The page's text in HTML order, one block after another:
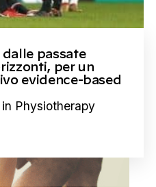
passate
per un
evidence-based
Physiotherapy